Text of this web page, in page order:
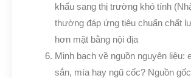
khẩu sang thị trường khó tính
thường đáp ứng tiêu chuẩn chất
hơn mặt bằng nội địa
Minh bạch về nguồn nguyên liệu:
sắn, mía hay ngũ cốc? Nguồn